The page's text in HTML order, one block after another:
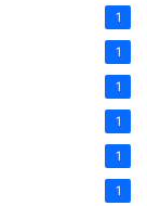
1
1
1
1
1
1